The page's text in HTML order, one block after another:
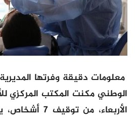
معلومات دقيقة وفرتها المديرية
الوطني مكنت المكتب المركزي
الأربعاء، من